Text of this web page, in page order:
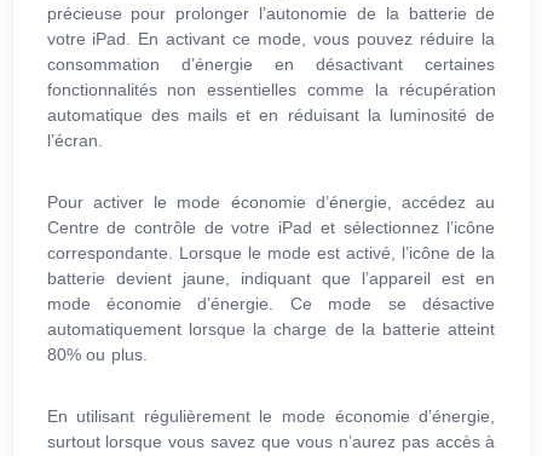
précieuse pour prolonger l’autonomie de la batterie de
votre iPad. En activant ce mode, vous pouvez réduire la
consommation d’énergie en désactivant certaines
fonctionnalités non essentielles comme la récupération
automatique des mails et en réduisant la luminosité de
l’écran.
Pour activer le mode économie d’énergie, accédez au
Centre de contrôle de votre iPad et sélectionnez l’icône
correspondante. Lorsque le mode est activé, l’icône de la
batterie devient jaune, indiquant que l’appareil est en
mode économie d’énergie. Ce mode se désactive
automatiquement lorsque la charge de la batterie atteint
80% ou plus.
En utilisant régulièrement le mode économie d’énergie,
surtout lorsque vous savez que vous n’aurez pas accès à